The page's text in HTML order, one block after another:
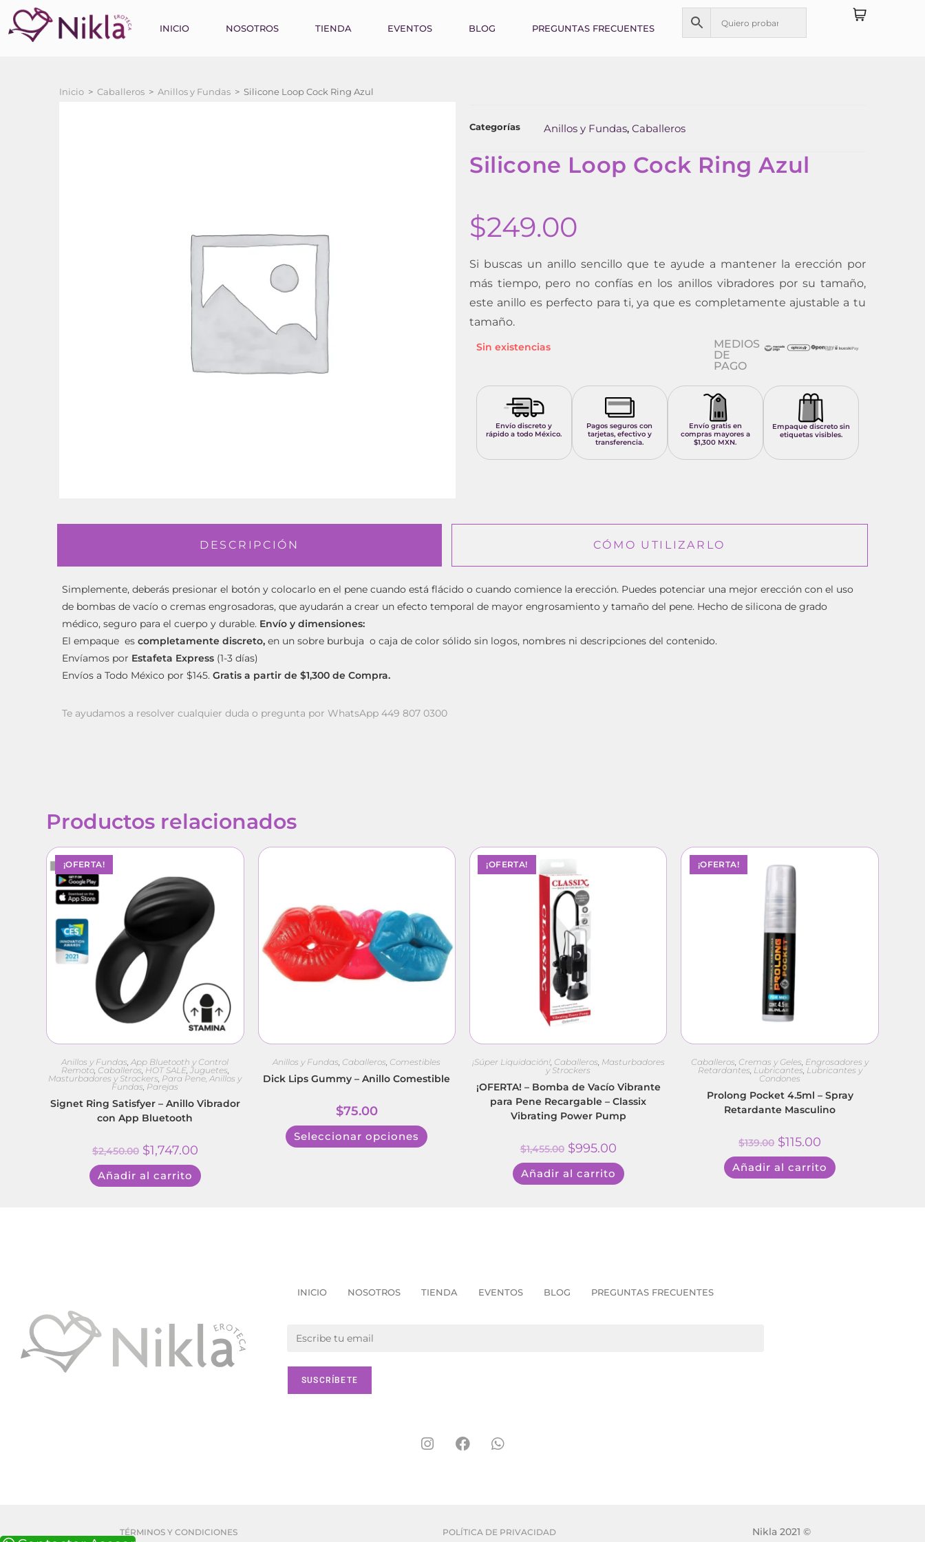
INICIO NOSOTROS TIENDA EVENTOS BLOG PREGUNTAS FRECUENTES
Inicio > Caballeros > Anillos y Fundas > Silicone Loop Cock Ring Azul
Categorías Anillos y Fundas, Caballeros
Silicone Loop Cock Ring Azul
$249.00
Si buscas un anillo sencillo que te ayude a mantener la erección por
más tiempo, pero no confías en los anillos vibradores por su tamaño,
este anillo es perfecto para ti, ya que es completamente ajustable a tu
tamaño.
Sin existencias
MEDIOS
DE
PAGO
Envío discreto y
rápido a todo México.
Pagos seguros con
tarjetas, efectivo y
transferencia.
Envío gratis en
compras mayores a
$1,300 MXN.
Empaque discreto sin
etiquetas visibles.
DESCRIPCIÓN CÓMO UTILIZARLO
Simplemente, deberás presionar el botón y colocarlo en el pene cuando está flácido o cuando comience la erección. Puedes potenciar una mejor erección con el uso
de bombas de vacío o cremas engrosadoras, que ayudarán a crear un efecto temporal de mayor engrosamiento y tamaño del pene. Hecho de silicona de grado
médico, seguro para el cuerpo y durable. Envío y dimensiones:
El empaque escompletamente discreto,en un sobre burbuja o caja de color sólido sin logos, nombres ni descripciones del contenido.
Envíamos por Estafeta Express (1-3 días)
Envíos a Todo México por $145.Gratis a partir de $1,300 de Compra.
Te ayudamos a resolver cualquier duda o pregunta por WhatsApp 449 807 0300
Productos relacionados
¡OFERTA!
Anillos y Fundas,App Bluetooth y Control
Remoto, Caballeros, HOT SALE, Juguetes,
Masturbadores y Strockers, Para Pene, Anillos y
Fundas, Parejas
Signet Ring Satisfyer – Anillo Vibrador
con App Bluetooth
$2,450.00 $1,747.00
Añadir al carrito
Anillos y Fundas, Caballeros, Comestibles
Dick Lips Gummy – Anillo Comestible
$75.00
Seleccionar opciones
¡OFERTA!
¡Súper Liquidación!, Caballeros, Masturbadores
y Strockers
¡OFERTA! – Bomba de Vacío Vibrante
para Pene Recargable – Classix
Vibrating Power Pump
$1,455.00 $995.00
Añadir al carrito
¡OFERTA!
Caballeros, Cremas y Geles, Engrosadores y
Retardantes, Lubricantes, Lubricantes y
Condones
Prolong Pocket 4.5ml – Spray
Retardante Masculino
$139.00 $115.00
Añadir al carrito
INICIO NOSOTROS TIENDA EVENTOS BLOG PREGUNTAS FRECUENTES
TÉRMINOS Y CONDICIONES POLÍTICA DE PRIVACIDAD Nikla 2021 ©